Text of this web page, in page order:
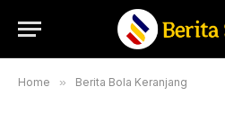
Home » Berita Bola Keranjang